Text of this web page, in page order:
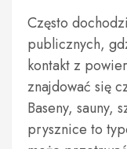
Często
publicznych,
kontakt z
znajdować się
Baseny, sauny,
prysznice to